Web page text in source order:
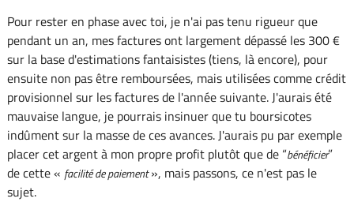
Pour rester en phase avec toi, je n'ai pas tenu rigueur que
pendant un an, mes factures ont largement dépassé les 300 €
sur la base d'estimations fantaisistes (tiens, là encore), pour
ensuite non pas être remboursées, mais utilisées comme crédit
provisionnel sur les factures de l'année suivante. J'aurais été
mauvaise langue, je pourrais insinuer que tu boursicotes
indûment sur la masse de ces avances. J'aurais pu par exemple
placer cet argent à mon propre profit plutôt que de “bénéficier”
de cette « facilité de paiement», mais passons, ce n'est pas le
sujet.